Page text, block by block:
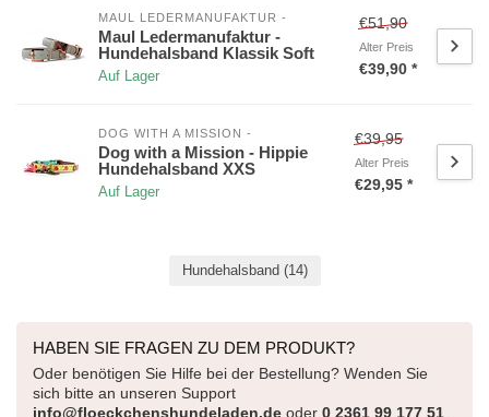
MAUL LEDERMANUFAKTUR -
Maul Ledermanufaktur -
Hundehalsband Klassik Soft
Auf Lager
€51,90
Alter Preis
€39,90 *
DOG WITH A MISSION -
Dog with a Mission - Hippie
Hundehalsband XXS
Auf Lager
€39,95
Alter Preis
€29,95 *
Hundehalsband (14)
HABEN SIE FRAGEN ZU DEM PRODUKT?
Oder benötigen Sie Hilfe bei der Bestellung? Wenden Sie
sich bitte an unseren Support
info@floeckchenshundeladen.de oder 0 2361 99 177 51.